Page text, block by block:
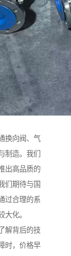
换向阀、气
制造。我们
出高品质的
们期待与国
过合理的系
化。
解背后的技
时，价格早